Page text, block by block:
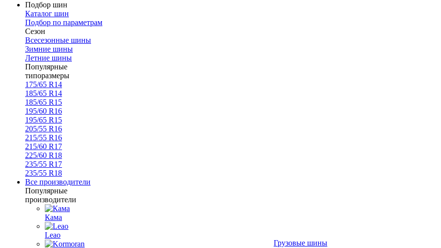
Подбор шин
Каталог шин
Подбор по параметрам
Сезон
Всесезонные шины
Зимние шины
Летние шины
Популярные
типоразмеры
175/65 R14
185/65 R14
185/65 R15
195/60 R16
195/65 R15
205/55 R16
215/55 R16
215/60 R17
225/60 R18
235/55 R17
235/55 R18
Все производители
Популярные
производители
Кама
Leao
Грузовые шины